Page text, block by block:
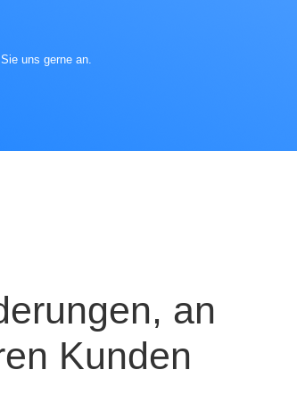
uns gerne an.
an
Kunden